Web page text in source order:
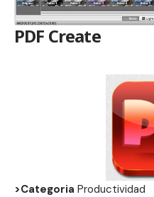
PDF Create
>Categoria Productividad